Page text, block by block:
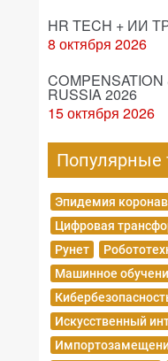
HR TECH + ИИ
8 октября 2026
RUSSIA 2026
15 октября 2026
Популярные
Эпидемия
Цифровая
Рунет
Машинное
Искусственный